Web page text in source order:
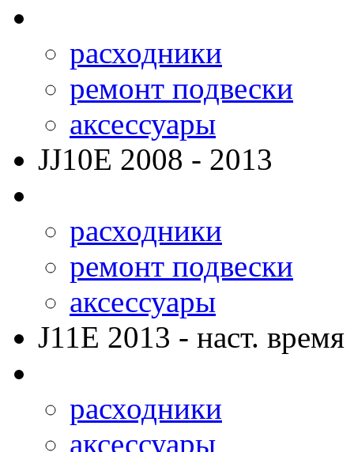
расходники
ремонт подвески
аксессуары
JJ10E 2008 - 2013
расходники
ремонт подвески
аксессуары
J11E 2013 - наст. время
расходники
аксессуары